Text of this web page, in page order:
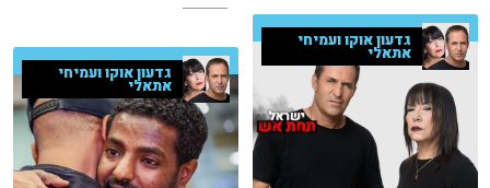
גדעון אוקו ועמיחי
אתאלי
גדעון אוקו ועמיחי
אתאלי